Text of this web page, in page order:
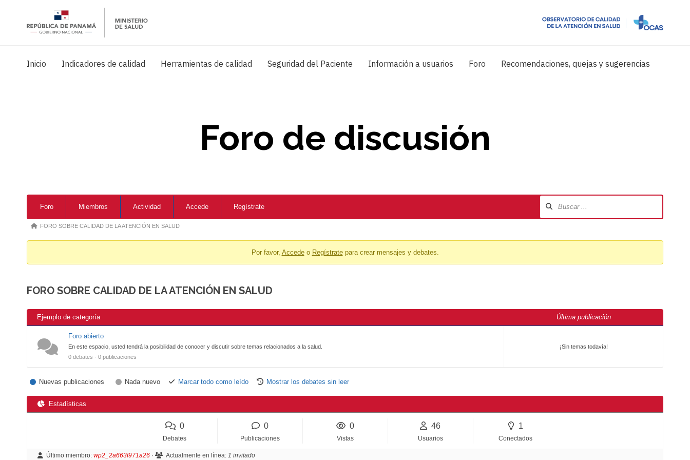
Inicio Indicadores de calidad Herramientas de calidad Seguridad del Paciente Información a usuarios Foro Recomendaciones, quejas y sugerencias
Foro de discusión
Navigation
Foro Miembros Actividad Accede Regístrate
Forum
You
here:
FORO SOBRE CALIDAD DE LA ATENCIÓN EN SALUD
Por favor, Accedeo Regístratepara crear mensajes y debates.
FORO SOBRE CALIDAD DE LA ATENCIÓN EN SALUD
Ejemplo de categoría Última publicación
Foro abierto
En este espacio, usted tendrá la posibilidad de conocer y discutir sobre temas relacionados a la salud.
0 debates · 0 publicaciones
¡Sin temas todavía!
Nuevas publicaciones Nada nuevo Marcar todo como leído Mostrar los debates sin leer
Estadísticas
0
Debates
0
Publicaciones
0
Vistas
46
Usuarios
1
Conectados
Último miembro: wp2_2a663f971a26 · Actualmente en línea: 1 invitado